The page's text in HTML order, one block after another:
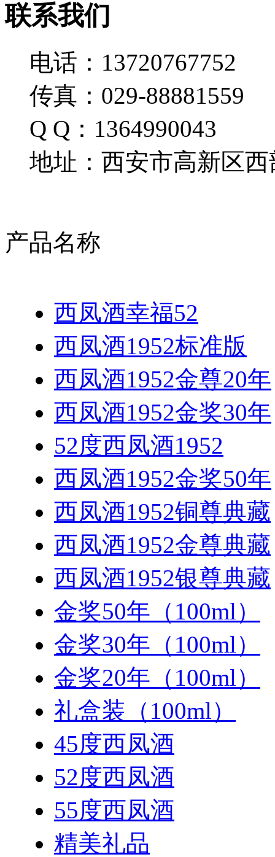
联系我们
电话：13720767752
传真：029-88881559
Q Q：1364990043
地址：西安市高新区西
产品名称
西凤酒幸福52
西凤酒1952标准版
西凤酒1952金尊20年
西凤酒1952金奖30年
52度西凤酒1952
西凤酒1952金奖50年
西凤酒1952铜尊典藏
西凤酒1952金尊典藏
西凤酒1952银尊典藏
金奖50年（100ml）
金奖30年（100ml）
金奖20年（100ml）
礼盒装（100ml）
45度西凤酒
52度西凤酒
55度西凤酒
精美礼品